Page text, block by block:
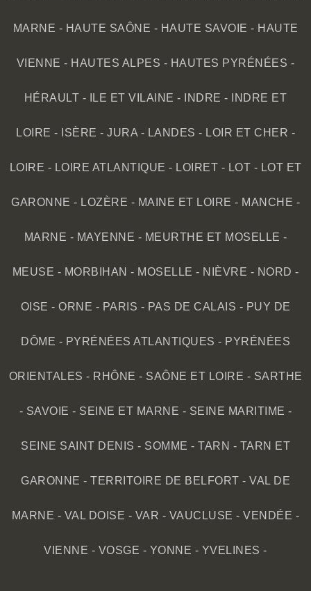
MARNE - HAUTE SAÔNE - HAUTE SAVOIE - HAUTE
VIENNE - HAUTES ALPES - HAUTES PYRÉNÉES -
HÉRAULT - ILE ET VILAINE - INDRE - INDRE ET
LOIRE - ISÈRE - JURA - LANDES - LOIR ET CHER -
LOIRE - LOIRE ATLANTIQUE - LOIRET - LOT - LOT ET
GARONNE - LOZÈRE - MAINE ET LOIRE - MANCHE -
MARNE - MAYENNE - MEURTHE ET MOSELLE -
MEUSE - MORBIHAN - MOSELLE - NIÈVRE - NORD -
OISE - ORNE - PARIS - PAS DE CALAIS - PUY DE
DÔME - PYRÉNÉES ATLANTIQUES - PYRÉNÉES
ORIENTALES - RHÔNE - SAÔNE ET LOIRE - SARTHE
- SAVOIE - SEINE ET MARNE - SEINE MARITIME -
SEINE SAINT DENIS - SOMME - TARN - TARN ET
GARONNE - TERRITOIRE DE BELFORT - VAL DE
MARNE - VAL DOISE - VAR - VAUCLUSE -VENDÉE -
VIENNE - VOSGE - YONNE - YVELINES -